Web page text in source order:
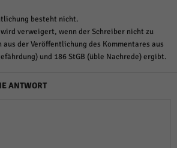
besteht nicht.
verweigert, wenn der Schreiber nicht zu
der Veröffentlichung des Kommentares aus
und 186 StGB (üble Nachrede) ergibt.
ANTWORT